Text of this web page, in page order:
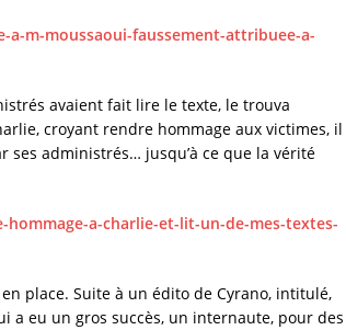
m-moussaoui-faussement-attribuee-a-
avaient fait lire le texte, le trouva
croyant rendre hommage aux victimes, il
administrés… jusqu’à ce que la vérité
a-charlie-et-lit-un-de-mes-textes-
place. Suite à un édito de Cyrano, intitulé,
a eu un gros succès, un internaute, pour des